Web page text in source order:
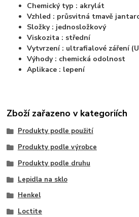
Chemický typ : akrylát
Vzhled : průsvitná tmavě
Složky : jednosložkový
Viskozita : střední
Vytvrzení : ultrafialové záření
Výhody : chemická odolnost
Aplikace : lepení
Zboží zařazeno v kategoriích
Produkty podle použití
Produkty podle výrobce
Produkty podle druhu
Lepidla na sklo
Henkel
Loctite